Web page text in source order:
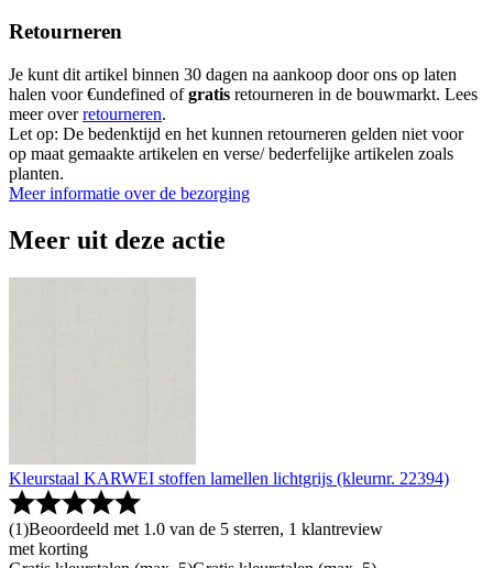
Retourneren
Je kunt dit artikel binnen 30 dagen na aankoop door ons op laten
halen voor €undefined ofgratis retourneren in de bouwmarkt. Lees
meer overretourneren.
Let op: De bedenktijd en het kunnen retourneren gelden niet voor
op maat gemaakte artikelen en verse/ bederfelijke artikelen zoals
planten.
Meer informatie over de bezorging
Meer uit deze actie
Kleurstaal KARWEI stoffen lamellen lichtgrijs (kleurnr. 22394)
(1)Beoordeeld met 1.0 van de 5 sterren, 1 klantreview
met korting